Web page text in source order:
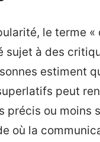
le terme «
sujet à des
estiment
peut
précis ou moins
où la